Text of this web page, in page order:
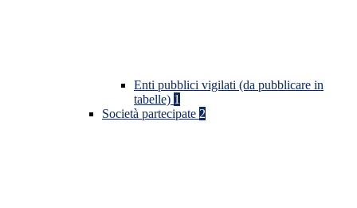
Enti pubblici vigilati (da pubblicare in
tabelle) 1
Società partecipate 2